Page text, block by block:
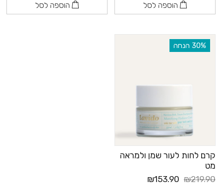
הוספה לסל הוספה לסל
‫30% הנחה
קרם לחות לעור שמן ולמראה
מט
₪219.90
₪153.90